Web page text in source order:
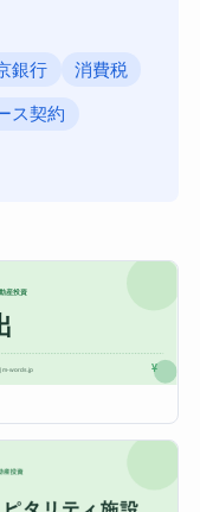
銀行 消費税
ス契約